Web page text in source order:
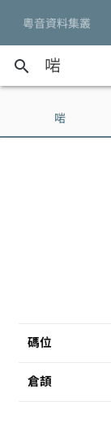
粵音資料集叢
search
啱
碼位
倉頡